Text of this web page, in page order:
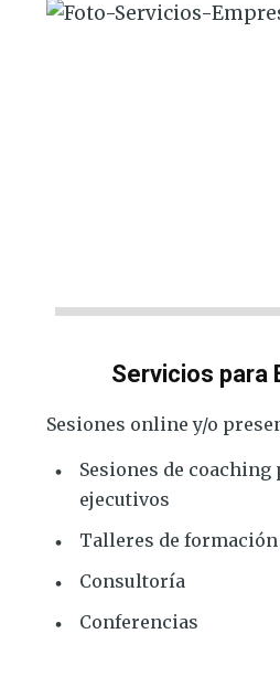
Servicios para
Sesiones online y/o
Sesiones de coaching
ejecutivos
Talleres de formación
Consultoría
Conferencias